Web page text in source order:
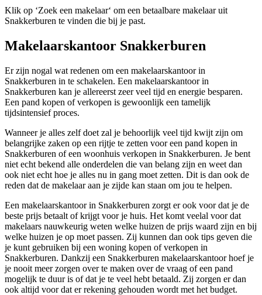
Klik op ‘Zoek een makelaar‘ om een betaalbare makelaar uit
Snakkerburen te vinden die bij je past.
Makelaarskantoor Snakkerburen
Er zijn nogal wat redenen om een makelaarskantoor in
Snakkerburen in te schakelen. Een makelaarskantoor in
Snakkerburen kan je allereerst zeer veel tijd en energie besparen.
Een pand kopen of verkopen is gewoonlijk een tamelijk
tijdsintensief proces.
Wanneer je alles zelf doet zal je behoorlijk veel tijd kwijt zijn om
belangrijke zaken op een rijtje te zetten voor een pand kopen in
Snakkerburen of een woonhuis verkopen in Snakkerburen. Je bent
niet echt bekend alle onderdelen die van belang zijn en weet dan
ook niet echt hoe je alles nu in gang moet zetten. Dit is dan ook de
reden dat de makelaar aan je zijde kan staan om jou te helpen.
Een makelaarskantoor in Snakkerburen zorgt er ook voor dat je de
beste prijs betaalt of krijgt voor je huis. Het komt veelal voor dat
makelaars nauwkeurig weten welke huizen de prijs waard zijn en bij
welke huizen je op moet passen. Zij kunnen dan ook tips geven die
je kunt gebruiken bij een woning kopen of verkopen in
Snakkerburen. Dankzij een Snakkerburen makelaarskantoor hoef je
je nooit meer zorgen over te maken over de vraag of een pand
mogelijk te duur is of dat je te veel hebt betaald. Zij zorgen er dan
ook altijd voor dat er rekening gehouden wordt met het budget.